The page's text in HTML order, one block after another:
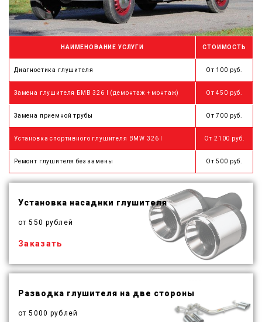
НАИМЕНОВАНИЕ УСЛУГИ СТОИМОСТЬ
Диагностика глушителя От 100 руб.
Замена глушителя БМВ 326 I (демонтаж + монтаж) От 450 руб.
Замена приемной трубы От 700 руб.
Установка спортивного глушителя BMW 326 I От 2100 руб.
Ремонт глушителя без замены От 500 руб.
Установка насаднки глушителя
от 550 рублей
Заказать
Разводка глушителя на две стороны
от 5000 рублей